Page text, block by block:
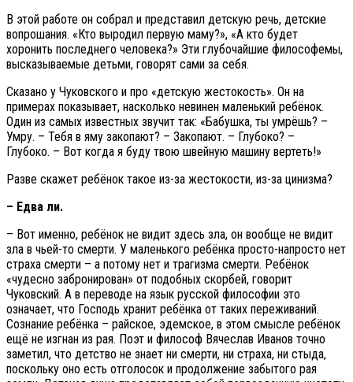
В этой работе он собрал и представил детскую речь, детские
вопрошания. «Кто выродил первую маму?», «А кто будет
хоронить последнего человека?» Эти глубочайшие философемы,
высказываемые детьми, говорят сами за себя.
Сказано у Чуковского и про «детскую жестокость». Он на
примерах показывает, насколько невинен маленький ребёнок.
Один из самых известных звучит так: «Бабушка, ты умрёшь? –
Умру. – Тебя в яму закопают? – Закопают. – Глубоко? –
Глубоко. – Вот когда я буду твою швейную машину вертеть!»
Разве скажет ребёнок такое из-за жестокости, из-за цинизма?
– Едва ли.
– Вот именно, ребёнок не видит здесь зла, он вообще не видит
зла в чьей-то смерти. У маленького ребёнка просто-напросто нет
страха смерти – а потому нет и трагизма смерти. Ребёнок
«чудесно забронирован» от подобных скорбей, говорит
Чуковский. А в переводе на язык русской философии это
означает, что Господь хранит ребёнка от таких переживаний.
Сознание ребёнка – райское, эдемское, в этом смысле ребёнок
ещё не изгнан из рая. Поэт и философ Вячеслав Иванов точно
заметил, что детство не знает ни смерти, ни страха, ни стыда,
поскольку оно есть отголосок и продолжение забытого рая